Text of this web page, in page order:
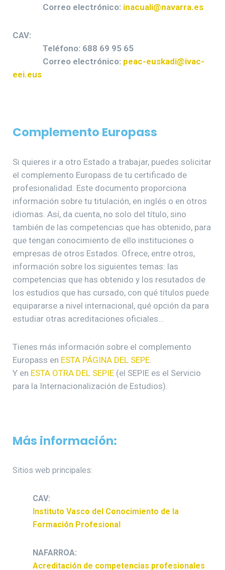
Correo electrónico: inacuali@navarra.es
CAV:
Teléfono: 688 69 95 65
Correo electrónico: peac-euskadi@ivac-
eei.eus
Complemento Europass
Si quieres ir a otro Estado a trabajar, puedes solicitar
el complemento Europass de tu certificado de
profesionalidad. Este documento proporciona
información sobre tu titulación, en inglés o en otros
idiomas. Así, da cuenta, no solo del título, sino
también de las competencias que has obtenido, para
que tengan conocimiento de ello instituciones o
empresas de otros Estados. Ofrece, entre otros,
información sobre los siguientes temas: las
competencias que has obtenido y los resutados de
los estudios que has cursado, con qué títulos puede
equipararse a nivel internacional, qué opción da para
estudiar otras acreditaciones oficiales…
Tienes más información sobre el complemento
Europass en ESTA PÁGINA DEL SEPE.
Y en ESTA OTRA DEL SEPIE (el SEPIE es el Servicio
para la Internacionalización de Estudios).
Más información:
Sitios web principales:
CAV:
Instituto Vasco del Conocimiento de la
Formación Profesional
NAFARROA:
Acreditación de competencias profesionales